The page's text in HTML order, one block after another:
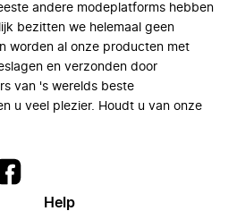
andere modeplatforms hebben
bezitten we helemaal geen
worden al onze producten met
en verzonden door
van 's werelds beste
u veel plezier. Houdt u van onze
Help